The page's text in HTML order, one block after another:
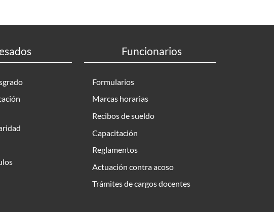
Funcionarios
Formularios
Marcas horarias
Recibos de sueldo
Capacitación
Reglamentos
Actuación contra acoso
Trámites de cargos docentes